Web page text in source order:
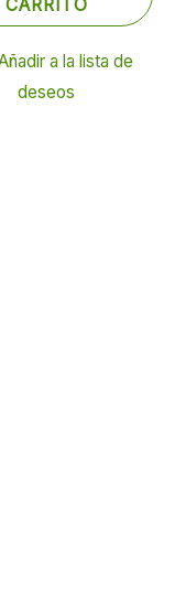
CARRITO
a la lista de
deseos